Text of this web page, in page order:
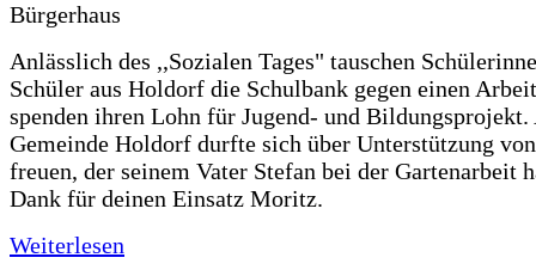
Anlässlich des ,,Sozialen Tages" tauschen
Schüler aus Holdorf die Schulbank gegen einen
spenden ihren Lohn für Jugend- und Bildungsprojekt.
Gemeinde Holdorf durfte sich über Unterstützung
freuen, der seinem Vater Stefan bei der Gartenarbeit
Dank für deinen Einsatz Moritz.
Weiterlesen